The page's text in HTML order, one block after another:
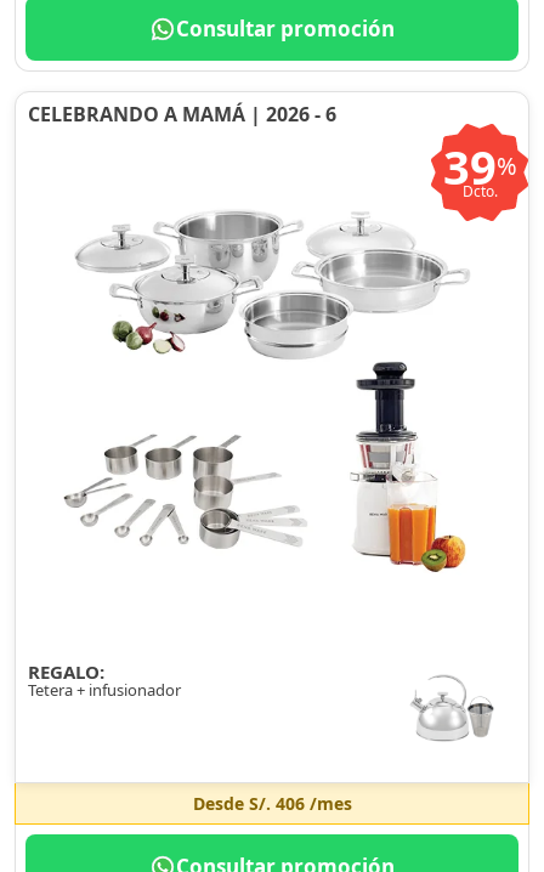
Consultar promoción
CELEBRANDO A MAMÁ | 2026 - 6
39%
Dcto.
REGALO:
Tetera + infusionador
Desde S/. 406/mes